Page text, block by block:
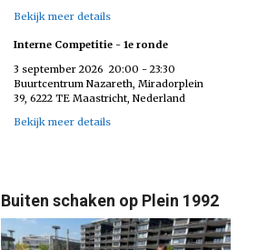
Bekijk meer details
Interne Competitie - 1e ronde
3 september 2026 20:00 -23:30
Buurtcentrum Nazareth, Miradorplein
39, 6222 TE Maastricht, Nederland
Bekijk meer details
Buiten schaken op Plein 1992